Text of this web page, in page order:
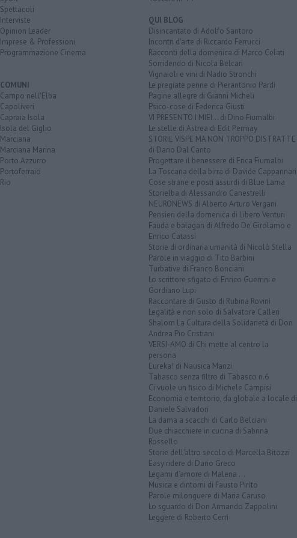
Spettacoli
Interviste
Opinion Leader
Imprese & Professioni
Programmazione Cinema
COMUNI
Campo nell'Elba
Capoliveri
Capraia Isola
Isola del Giglio
Marciana
Marciana Marina
Porto Azzurro
Portoferraio
Rio
QUI BLOG
Disincantato di Adolfo Santoro
Incontri d'arte di Riccardo Ferrucci
Racconti della domenica di Marco Celati
Sorridendo di Nicola Belcari
Vignaioli e vini di Nadio Stronchi
Le pregiate penne di Pierantonio Pardi
Pagine allegre di Gianni Micheli
Psico-cose di Federica Giusti
VI PRESENTO I MIEI... di Dino Fiumalbi
Le stelle di Astrea di Edit Permay
STORIE VISPE MA NON TROPPO DISTRATTE
di Dario Dal Canto
Progettare il benessere di Erica Fiumalbi
La Toscana della birra di Davide Cappannari
Cose strane e posti assurdi di Blue Lama
Storielba di Alessandro Canestrelli
NEURONEWS di Alberto Arturo Vergani
Pensieri della domenica di Libero Venturi
Fauda e balagan di Alfredo De Girolamo e
Enrico Catassi
Storie di ordinaria umanità di Nicolò Stella
Parole in viaggio di Tito Barbini
Turbative di Franco Bonciani
Lo scrittore sfigato di Enrico Guerrini e
Gordiano Lupi
Raccontare di Gusto di Rubina Rovini
Legalità e non solo di Salvatore Calleri
Shalom La Cultura della Solidarietà di Don
Andrea Pio Cristiani
VERSI-AMO di Chi mette al centro la
persona
Eureka! di Nausica Manzi
Tabasco senza filtro di Tabasco n.6
Ci vuole un fisico di Michele Campisi
Economia e territorio, da globale a locale di
Daniele Salvadori
La dama a scacchi di Carlo Belciani
Due chiacchiere in cucina di Sabrina
Rossello
Storie dell'altro secolo di Marcella Bitozzi
Easy ridere di Dario Greco
Legami d'amore di Malena ...
Musica e dintorni di Fausto Pirìto
Parole milonguere di Maria Caruso
Lo sguardo di Don Armando Zappolini
Leggere di Roberto Cerri